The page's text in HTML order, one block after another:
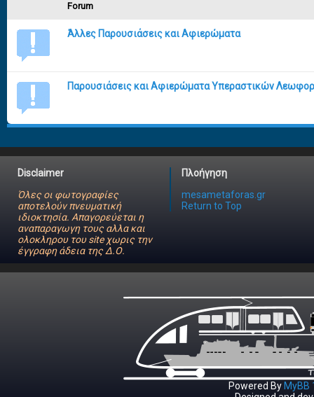
Forum
Άλλες Παρουσιάσεις και Αφιερώματα
Παρουσιάσεις και Αφιερώματα Υπεραστικών
Disclaimer
Όλες οι φωτογραφίες
αποτελούν πνευματική
ιδιοκτησία. Απαγορεύεται η
αναπαραγωγη τους αλλα και
ολοκληρου του site χωρις την
έγγραφη άδεια της Δ.Ο.
Πλοήγηση
mesametaforas.gr
Return to Top
Powered By MyBB